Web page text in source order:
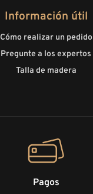
Información útil
Cómo realizar un pedido
Pregunte a los expertos
Talla de madera
Pagos